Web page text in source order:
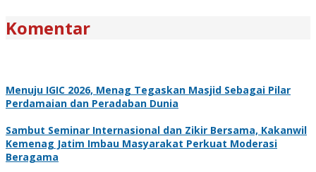
Komentar
Menuju IGIC 2026, Menag Tegaskan Masjid Sebagai Pilar
Perdamaian dan Peradaban Dunia
Sambut Seminar Internasional dan Zikir Bersama, Kakanwil
Kemenag Jatim Imbau Masyarakat Perkuat Moderasi
Beragama